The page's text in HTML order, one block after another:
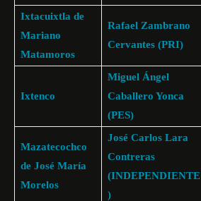
Ixtacuixtla de
Mariano
Matamoros
Rafael Zambrano
Cervantes (PRI)
Ixtenco
Miguel Ángel
Caballero Yonca
(PES)
Mazatecochco
de José María
Morelos
José Carlos Lara
Contreras
(INDEPENDIENTE
)